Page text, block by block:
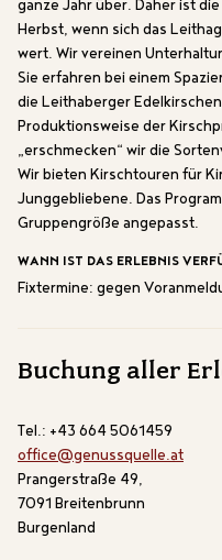
ganze Jahr über. Daher ist
Herbst, wenn sich das
wert. Wir vereinen
Sie erfahren bei einem
die Leithaberger
Produktionsweise der
„erschmecken“ wir die
Wir bieten Kirschtouren für
Junggebliebene. Das
Gruppengröße angepasst.
WANN IST DAS ERLEBNIS
Fixtermine: gegen
Buchung aller
Tel.: +43 664 5061459
office@genussquelle.at
Prangerstraße 49,
7091 Breitenbrunn
Burgenland